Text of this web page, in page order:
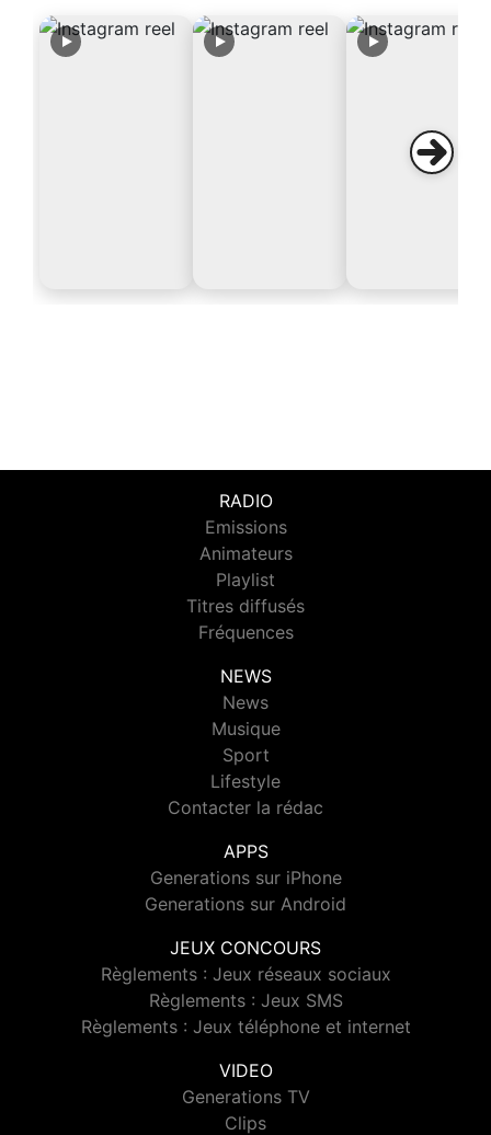
RADIO
Emissions
Animateurs
Playlist
Titres diffusés
Fréquences
NEWS
News
Musique
Sport
Lifestyle
Contacter la rédac
APPS
Generations sur iPhone
Generations sur Android
JEUX CONCOURS
Règlements : Jeux réseaux sociaux
Règlements : Jeux SMS
Règlements : Jeux téléphone et internet
VIDEO
Generations TV
Clips